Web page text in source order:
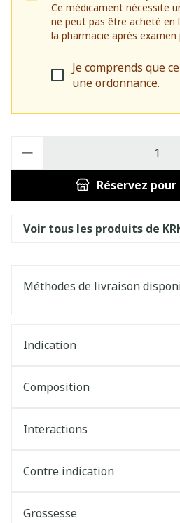
Ce médicament nécessite
ne peut pas être acheté en
la pharmacie après examen
Je comprends que
une ordonnance.
Réservez
Voir tous les produits de
Méthodes de livraison
Indication
Composition
Interactions
Contre indication
Grossesse